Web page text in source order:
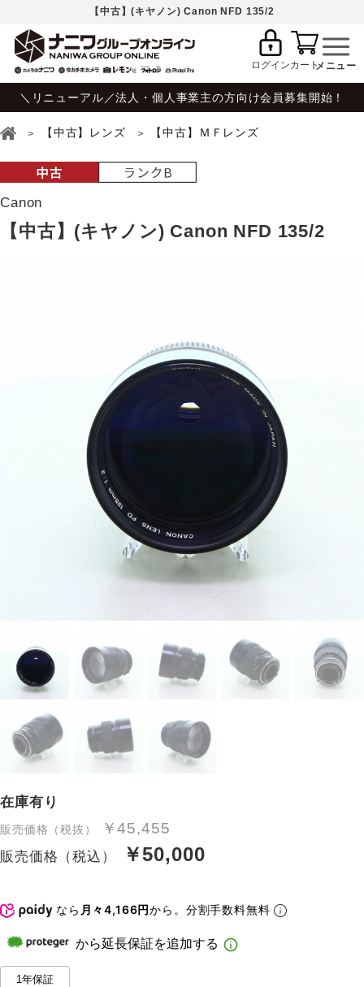
【中古】(キヤノン) Canon NFD 135/2
ログインカート
＼リニューアル／法人・個人事業主の方向け会員募集開始！
【中古】レンズ 【中古】ＭＦレンズ
Canon
【中古】(キヤノン) Canon NFD 135/2
在庫有り
販売価格（税抜） ￥45,455
販売価格（税込） ￥50,000
なら 月々4,166円から。分割手数料無料